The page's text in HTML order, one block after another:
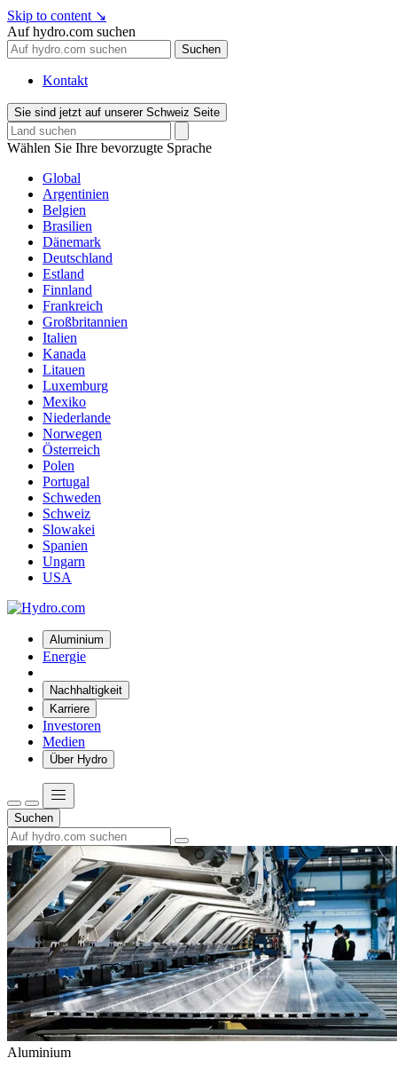
Skip to content ↘
Auf hydro.com suchen
Suchen
Kontakt
Sie sind jetzt auf unserer Schweiz Seite
Wählen Sie Ihre bevorzugte Sprache
Global
Argentinien
Belgien
Brasilien
Dänemark
Deutschland
Estland
Finnland
Frankreich
Großbritannien
Italien
Kanada
Litauen
Luxemburg
Mexiko
Niederlande
Norwegen
Österreich
Polen
Portugal
Schweden
Schweiz
Slowakei
Spanien
Ungarn
USA
Aluminium
Energie
Nachhaltigkeit
Karriere
Investoren
Medien
Über Hydro
Suchen
Aluminium